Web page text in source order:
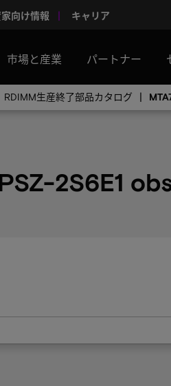
向け情報 キャリア
市場と産業 パートナー
RDIMM生産終了部品カタログ
2S6E1